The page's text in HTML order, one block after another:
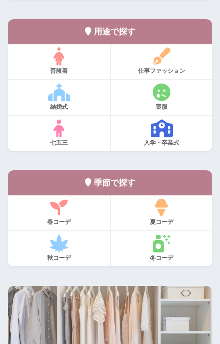
用途で探す
普段着 仕事ファッション
結婚式 喪服
七五三 入学・卒業式
季節で探す
春コーデ 夏コーデ
秋コーデ 冬コーデ